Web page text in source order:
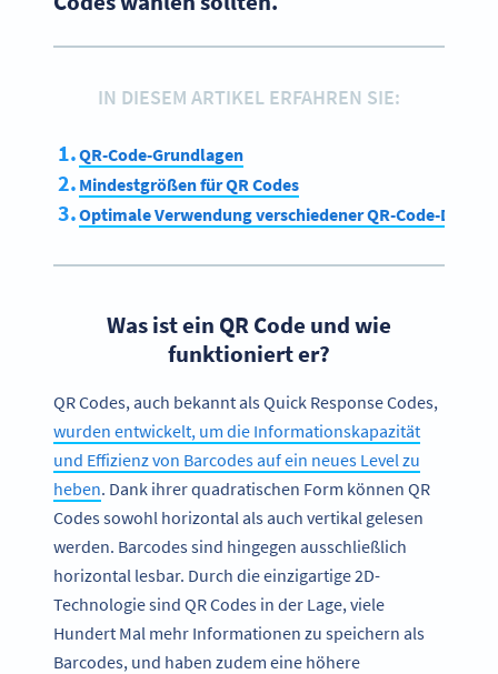
IN DIESEM ARTIKEL ERFAHREN SIE:
QR-Code-Grundlagen
Mindestgrößen für QR Codes
Optimale Verwendung verschiedener QR-Code-
Was ist ein QR Code und wie
funktioniert er?
QR Codes, auch bekannt als Quick Response Codes,
wurden entwickelt, um die Informationskapazität
und Effizienz von Barcodes auf ein neues Level zu
heben. Dank ihrer quadratischen Form können QR
Codes sowohl horizontal als auch vertikal gelesen
werden. Barcodes sind hingegen ausschließlich
horizontal lesbar. Durch die einzigartige 2D-
Technologie sind QR Codes in der Lage, viele
Hundert Mal mehr Informationen zu speichern als
Barcodes, und haben zudem eine höhere